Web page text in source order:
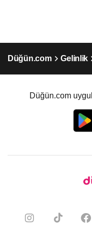
Düğün.com Gelinlik
Düğün.com